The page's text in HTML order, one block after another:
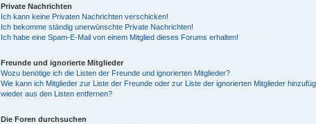
Private Nachrichten
Ich kann keine Privaten Nachrichten verschicken!
Ich bekomme ständig unerwünschte Private Nachrichten!
Ich habe eine Spam-E-Mail von einem Mitglied dieses Forums erhalten!
Freunde und ignorierte Mitglieder
Wozu benötige ich die Listen der Freunde und ignorierten Mitglieder?
Wie kann ich Mitglieder zur Liste der Freunde oder zur Liste der ignorierten Mitglieder
wieder aus den Listen entfernen?
Die Foren durchsuchen